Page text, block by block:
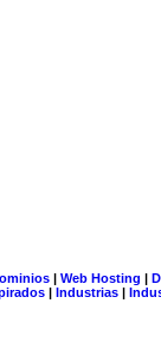
| Web Hosting |
| Industrias |